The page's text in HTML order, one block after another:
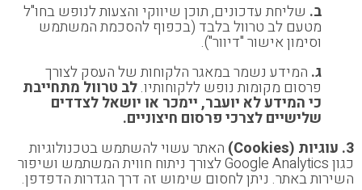
ב. שליחת עדכונים, תוכן שיווקי והצעות לנופש בחו"ל
מטעם לב טרוול בלבד (בכפוף להסכמת המשתמש
וסימון אישור "דיוור").
ג. המידע נשמר במאגר הלקוחות של העסק לצורך
פרסום מקומות נופש ללקוחותיו.לב טרוול מתחייבת
כי המידע לא יועבר, יימכר או יושאל לצדדים
שלישיים לצרכי פרסום חיצוניים.
3. עוגיות (Cookies)
האתר עשוי להשתמש בטכנולוגיות
כגון Google Analytics לצורך ניתוח חווית המשתמש ושיפור
השירות באתר. ניתן לחסום שימוש זה דרך הגדרות הדפדפן.